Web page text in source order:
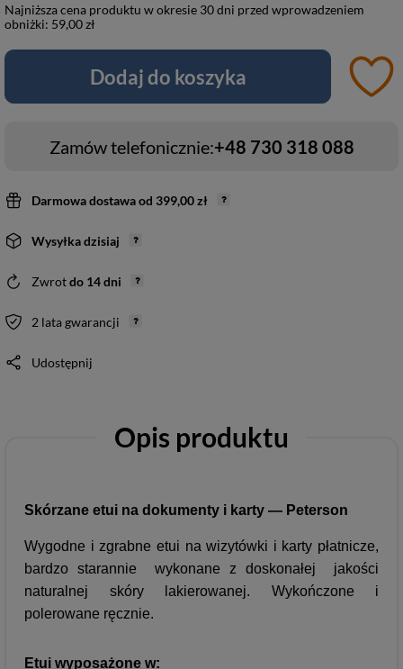
Najniższa cena produktu w okresie 30 dni przed wprowadzeniem
obniżki: 59,00 zł
Dodaj do koszyka
Zamów telefonicznie:+48 730 318 088
Darmowa dostawaod 399,00 zł
Wysyłkadzisiaj
Zwrotdo 14dni
2 lata gwarancji
Udostępnij
Opis produktu
Skórzane etui na dokumenty i karty — Peterson
Wygodne i zgrabne etui na wizytówki i karty płatnicze,
bardzo starannie wykonane z doskonałej jakości
naturalnej skóry lakierowanej. Wykończone i
polerowane ręcznie.
Etui wyposażone w: